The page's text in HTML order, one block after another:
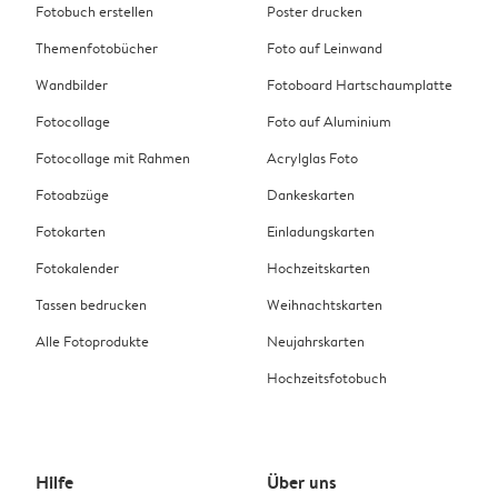
Fotobuch erstellen
Themenfotobücher
Wandbilder
Fotocollage
Fotocollage mit Rahmen
Fotoabzüge
Fotokarten
Fotokalender
Tassen bedrucken
Alle Fotoprodukte
Poster drucken
Foto auf Leinwand
Fotoboard Hartschaumplatte
Foto auf Aluminium
Acrylglas Foto
Dankeskarten
Einladungskarten
Hochzeitskarten
Weihnachtskarten
Neujahrskarten
Hochzeitsfotobuch
Hilfe Über uns